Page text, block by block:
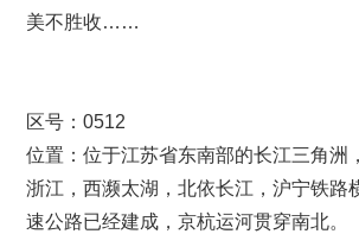
美不胜收……
区号：0512
位置：位于江苏省东南部的长江三角洲
浙江，西濒太湖，北依长江，沪宁铁路
速公路已经建成，京杭运河贯穿南北。